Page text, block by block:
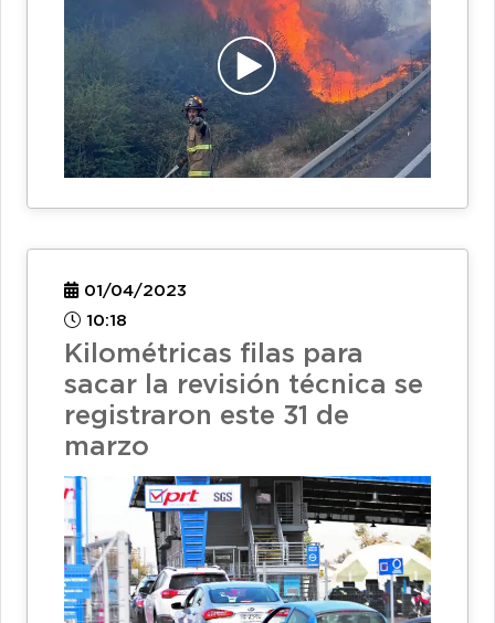
01/04/2023
10:18
Kilométricas filas para
sacar la revisión técnica se
registraron este 31 de
marzo